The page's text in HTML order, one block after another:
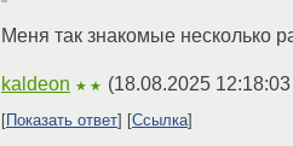
Меня так знакомые несколько
kaldeon ★★ (18.08.2025
Показать ответ Ссылка